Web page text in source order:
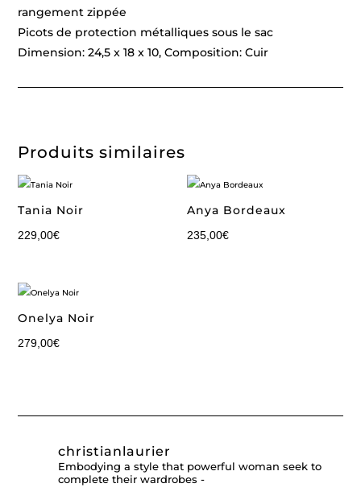
rangement zippée
Picots de protection métalliques sous le sac
Dimension: 24,5 x 18 x 10, Composition: Cuir
Produits similaires
Tania Noir
229,00€
Anya Bordeaux
235,00€
Onelya Noir
279,00€
christianlaurier
Embodying a style that powerful woman seek to
complete their wardrobes -